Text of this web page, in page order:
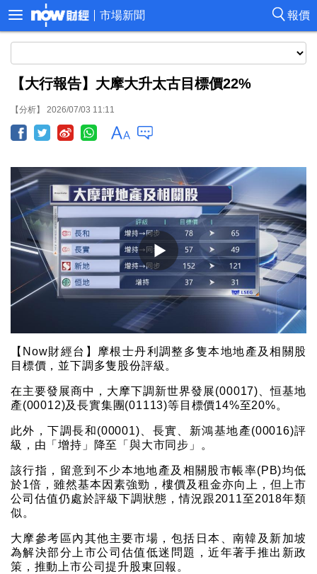
報價
市場新聞
【大行報告】大摩大升太古目標價22%
【分析】 2026/07/03 11:11
【Now財經台】摩根士丹利調整多隻本地地產及相關股
目標價，並下調多隻股份評級。
在主要發展商中，大摩下調新世界發展(00017)、恒基地
產(00012)及長實集團(01113)等目標價14%至20%。
此外，下調長和(00001)、長實、新鴻基地產(00016)評
級，由「增持」降至「與大市同步」。
該行指，留意到不少本地地產及相關股市帳率(PB)均低
於1倍，雖然基本因素強勁，樓價及租金亦向上，但上市
公司估值仍處於評級下調狀態，情況跟2011至2018年類
似。
大摩參考區內其他主要市場，包括日本、南韓及新加坡
為解決部分上市公司估值低迷問題，近年著手推出新政
策，推動上市公司提升股東回報。